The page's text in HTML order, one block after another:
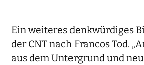
Ein weiteres denkwürdiges
der CNT nach Francos Tod.
aus dem Untergrund und